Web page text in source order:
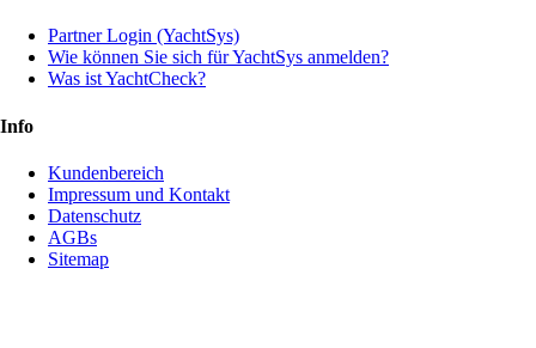
Partner Login (YachtSys)
Wie können Sie sich für YachtSys anmelden?
Was ist YachtCheck?
Info
Kundenbereich
Impressum und Kontakt
Datenschutz
AGBs
Sitemap